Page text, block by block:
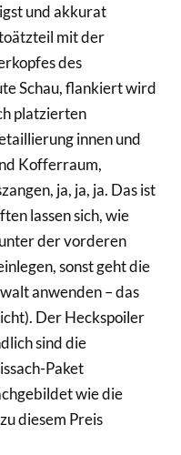
und akkurat
mit der
des
Schau, flankiert wird
platzierten
innen und
Kofferraum,
ja, ja, ja. Das ist
lassen sich, wie
der vorderen
sonst geht die
anwenden – das
Der Heckspoiler
sind die
Paket
wie die
diesem Preis